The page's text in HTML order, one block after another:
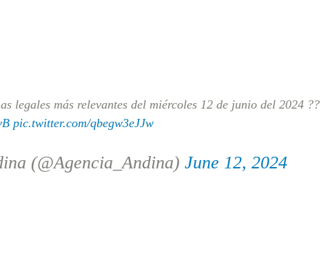
legales más relevantes del miércoles 12 de junio del 2024 ??
pic.twitter.com/qbegw3eJJw
(@Agencia_Andina) June 12, 2024